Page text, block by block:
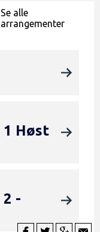
Se alle
arrangementer
Høst
-